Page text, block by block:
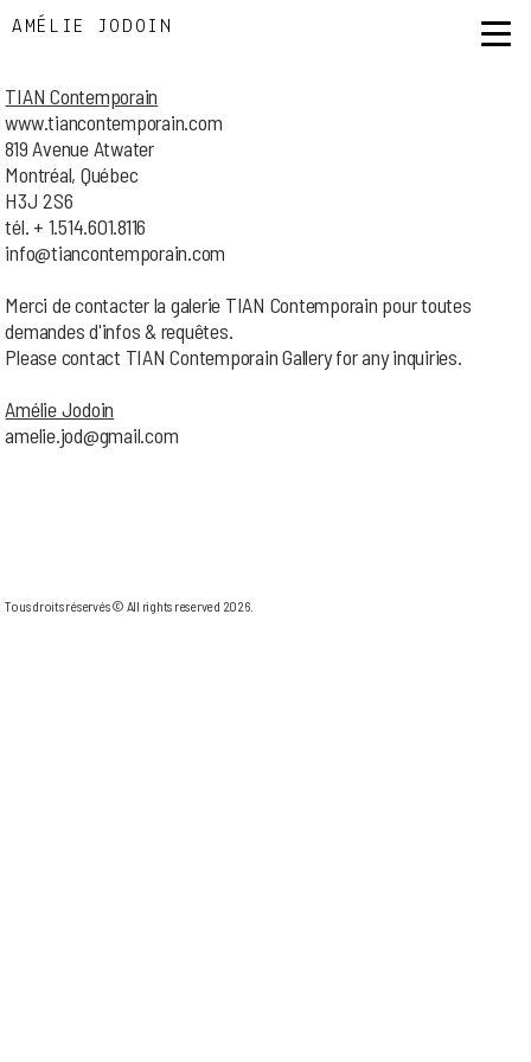
AMÉLIE JODOIN
TIAN Contemporain
www.tiancontemporain.com
819 Avenue Atwater
Montréal, Québec
H3J 2S6
tél. + 1.514.601.8116
info@tiancontemporain.com
Merci de contacter la galerie TIAN Contemporain pour toutes
demandes d'infos & requêtes.
Please contact TIAN Contemporain Gallery for any inquiries.
Amélie Jodoin
amelie.jod@gmail.com
Tous droits réservés © All rights reserved 2026.